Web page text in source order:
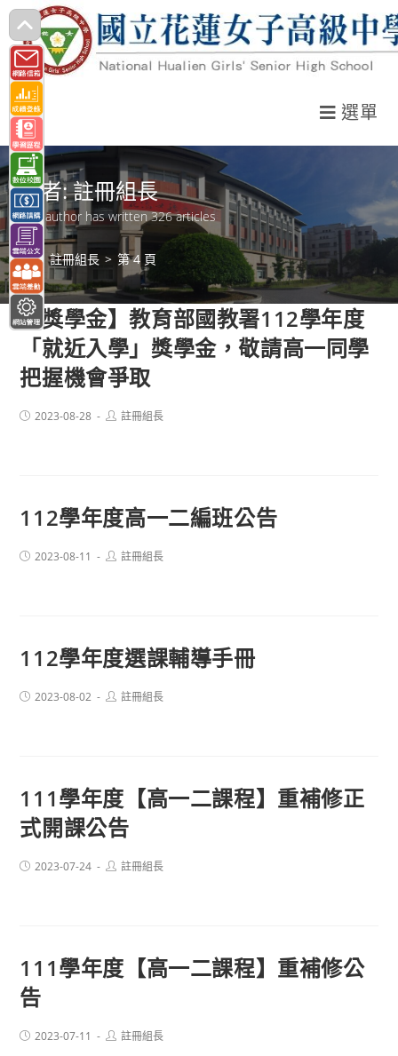
跳
轉
至
主
要
內
容
選單
作者:註冊組長
This author has written 326 articles
> 註冊組長 > 第 4 頁
【獎學金】教育部國教署112學年度
「就近入學」獎學金，敬請高一同學
把握機會爭取
Post2023-08-28
Post註冊組長
112學年度高一二編班公告
Post2023-08-11
Post註冊組長
112學年度選課輔導手冊
Post2023-08-02
Post註冊組長
111學年度【高一二課程】重補修正
式開課公告
Post2023-07-24
Post註冊組長
111學年度【高一二課程】重補修公
告
Post2023-07-11
Post註冊組長